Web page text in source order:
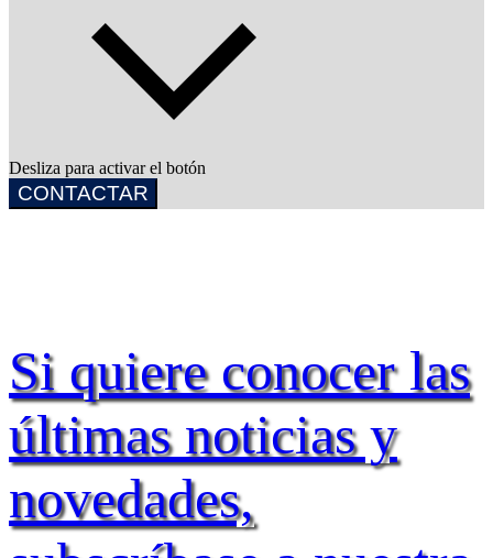
Desliza para activar el botón
CONTACTAR
Si quiere conocer las
últimas noticias y
novedades,